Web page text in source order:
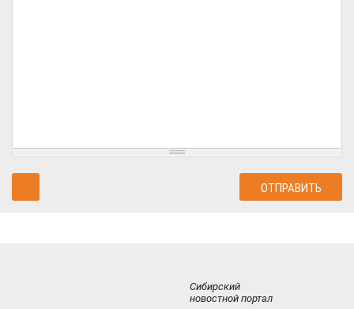
Сибирский
новостной портал